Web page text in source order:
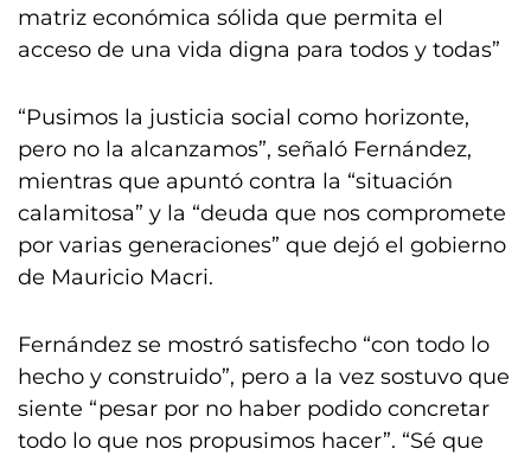
matriz económica sólida que permita el
acceso de una vida digna para todos y todas”
“Pusimos la justicia social como horizonte,
pero no la alcanzamos”, señaló Fernández,
mientras que apuntó contra la “situación
calamitosa” y la “deuda que nos compromete
por varias generaciones” que dejó el gobierno
de Mauricio Macri.
Fernández se mostró satisfecho “con todo lo
hecho y construido”, pero a la vez sostuvo que
siente “pesar por no haber podido concretar
todo lo que nos propusimos hacer”. “Sé que